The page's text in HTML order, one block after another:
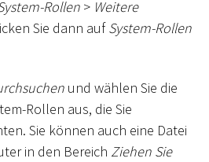
Rollen > Weitere
Sie dann aufSystem-Rollen
und wählen Sie die
Rollen aus, die Sie
Sie können auch eine Datei
in den Bereich Ziehen Sie